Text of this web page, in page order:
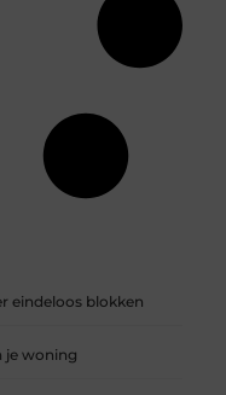
eindeloos blokken
je woning